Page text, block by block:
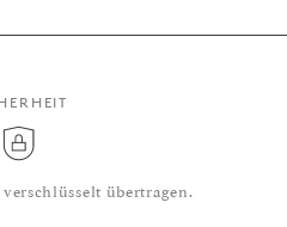
übertragen.